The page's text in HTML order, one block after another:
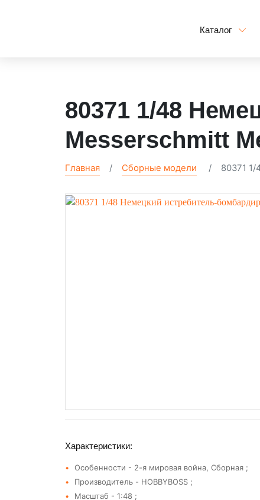
Каталог
80371 1/48
Messerschmitt
Главная Сборные модели 80371
Характеристики:
Особенности - 2-я мировая война, Сборная ;
Производитель - HOBBYBOSS ;
Масштаб - 1:48 ;